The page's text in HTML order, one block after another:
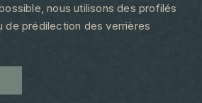
nous utilisons des profilés
de prédilection des verrières